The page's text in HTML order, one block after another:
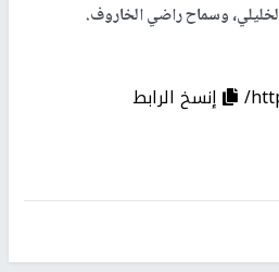
وسماح راضي الخاروف.
إنسخ الرابط